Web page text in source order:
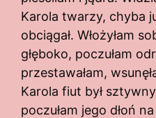
Karola twarzy, chyba
obciągał. Włożyłam
głęboko, poczułam
przestawałam,
Karola fiut był
poczułam jego dłoń